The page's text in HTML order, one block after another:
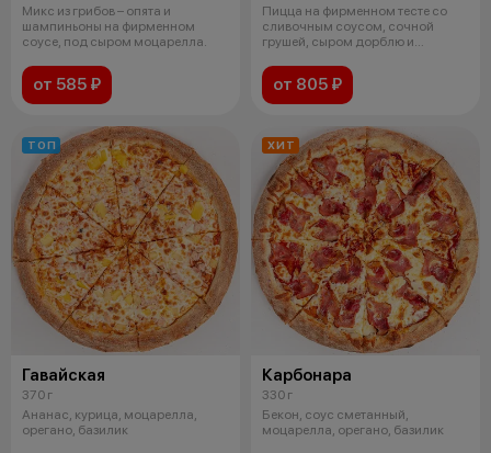
Микс из грибов – опята и
шампиньоны на фирменном
соусе, под сыром моцарелла.
от 585 ₽
Пицца на фирменном тесте со
сливочным соусом, сочной
грушей, сыром дорблю и
от 805 ₽
ТОП
Гавайская
370 г
Ананас, курица, моцарелла,
орегано, базилик
ХИТ
Карбонара
330 г
Бекон, соус сметанный,
моцарелла, орегано, базилик